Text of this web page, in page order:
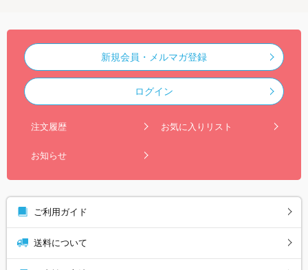
新規会員・メルマガ登録
ログイン
注文履歴 お気に入りリスト
お知らせ
ご利用ガイド
送料について